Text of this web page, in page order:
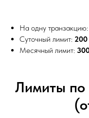
На одну транзакцию:
Суточный лимит:
Месячный лимит:
Лимиты по